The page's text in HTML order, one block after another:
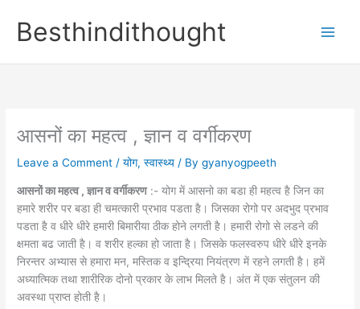
contentBesthindithought
आसनों का महत्व , ज्ञान व वर्गीकरण
Leave a Comment /योग,स्वास्थ्य / Bygyanyogpeeth
आसनों का महत्व , ज्ञान व वर्गीकरण:- योग में आसनो का बडा ही महत्व है जिन का
हमारे शरीर पर बडा ही चमत्कारी प्रभाव पडता है। जिसका रोगो पर अदभुद प्रभाव
पडता है व धीरे धीरे हमारी बिमारीया ठीक होने लगती है। हमारी रोगो से लडने की
क्षमता बढ जाती है। व शरीर हल्का हो जाता है। जिसके फलस्वरुप धीरे धीरे इनके
निरन्तर अभ्यास से हमारा मन, मस्तिक व इन्द्रिया नियंत्रण में रहने लगती है। हमें
अध्यात्मिक तथा शारीरिक दोनो प्रकार के लाभ मिलते है। अंत में एक संतुलन की
अवस्था प्राप्त होती है।